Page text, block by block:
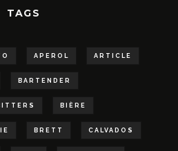
TAGS
APEROL ARTICLE
BARTENDER
BIÈRE
BRETT CALVADOS